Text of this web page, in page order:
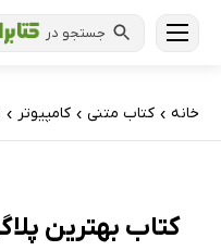
جستجو در
خانه › کتاب‌ متنی › کامپیوتر ›
کتاب بهترین